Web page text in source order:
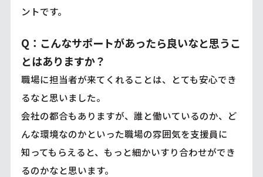
ントです。
Q：こんなサポートがあったら良いなと思うこ
とはありますか？
職場に担当者が来てくれることは、とても安心でき
るなと思いました。
会社の都合もありますが、誰と働いているのか、ど
んな環境なのかといった職場の雰囲気を支援員に
知ってもらえると、もっと細かいすり合わせができ
るのかなと思います。